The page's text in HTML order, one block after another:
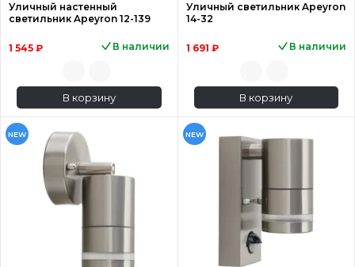
Уличный настенный
светильник Apeyron 12-139
1 545 ₽ В наличии
В корзину
Уличный светильник Apeyron
14-32
1 691 ₽ В наличии
В корзину
NEW NEW